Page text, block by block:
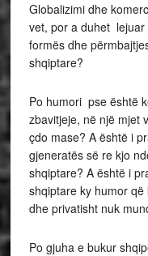
Globalizimi dhe
vet, por a duhet
formës dhe
shqiptare?
Po humori pse është
zbavitjeje, në një mjet
çdo mase? A është i
gjeneratës së re kjo
shqiptare? A është i
shqiptare ky humor
dhe privatisht nuk
Po gjuha e bukur